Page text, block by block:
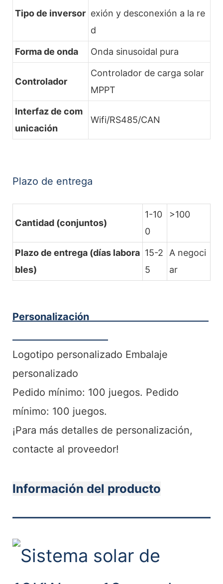
Tipo de inversor exión y desconexión a la re
d
Forma de onda Onda sinusoidal pura
Controlador
Controlador de carga solar
MPPT
Interfaz de com
unicación
Wifi/RS485/CAN
Plazo de entrega
Cantidad (conjuntos)
1-10
0
>100
Plazo de entrega (días labora
bles)
15-2
5
A negoci
ar
Personalización
Logotipo personalizado Embalaje
personalizado
Pedido mínimo: 100 juegos. Pedido
mínimo: 100 juegos.
¡Para más detalles de personalización,
contacte al proveedor!
Información del producto